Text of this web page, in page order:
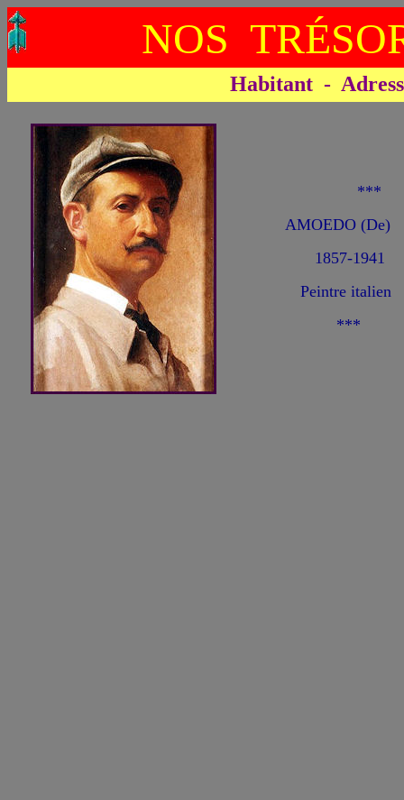
NOS
Habitant -
AMOEDO (De)
1857-1941
Peintre italien
***